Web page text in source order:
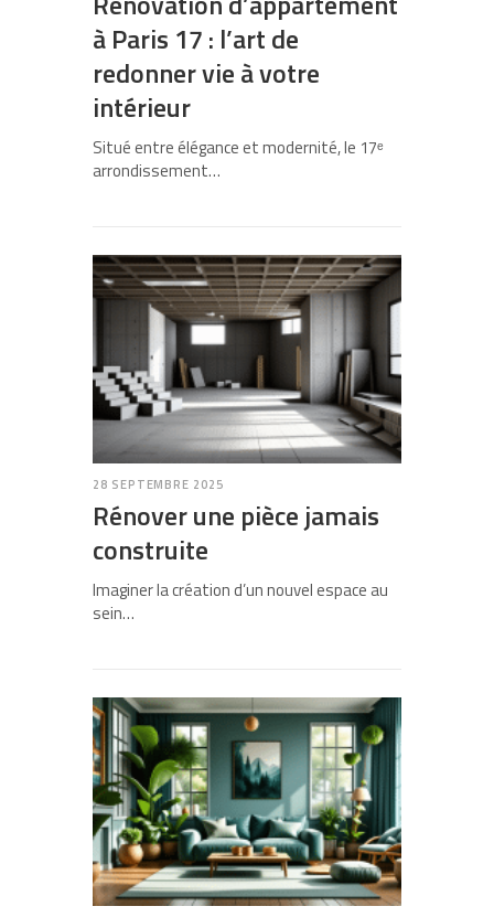
à Paris 17 : l’art de
redonner vie à votre
intérieur
Situé entre élégance et modernité, le 17ᵉ
arrondissement…
28 SEPTEMBRE 2025
Rénover une pièce jamais
construite
Imaginer la création d’un nouvel espace au
sein…